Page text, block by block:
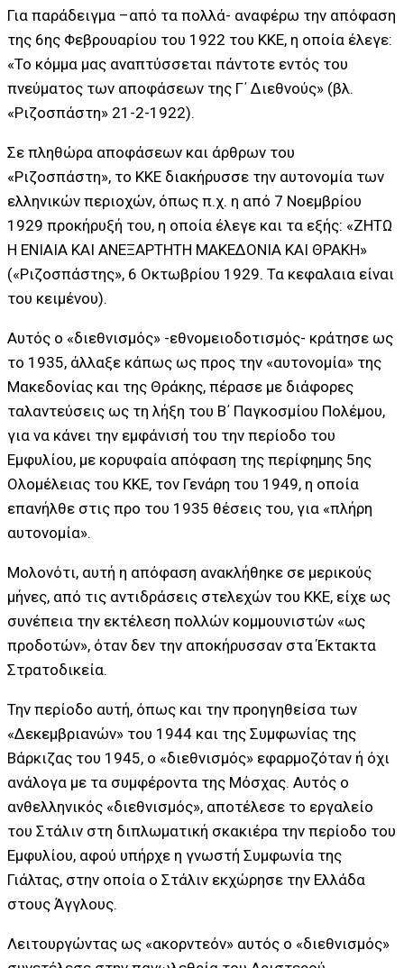
Για παράδειγμα –από τα πολλά- αναφέρω την απόφαση
της 6ης Φεβρουαρίου του 1922 του ΚΚΕ, η οποία έλεγε:
«Το κόμμα μας αναπτύσσεται πάντοτε εντός του
πνεύματος των αποφάσεων της Γ΄ Διεθνούς» (βλ.
«Ριζοσπάστη» 21-2-1922).
Σε πληθώρα αποφάσεων και άρθρων του
«Ριζοσπάστη», το ΚΚΕ διακήρυσσε την αυτονομία των
ελληνικών περιοχών, όπως π.χ. η από 7 Νοεμβρίου
1929 προκήρυξή του, η οποία έλεγε και τα εξής: «ΖΗΤΩ
Η ΕΝΙΑΙΑ ΚΑΙ ΑΝΕΞΑΡΤΗΤΗ ΜΑΚΕΔΟΝΙΑ ΚΑΙ ΘΡΑΚΗ»
(«Ριζοσπάστης», 6 Οκτωβρίου 1929. Τα κεφαλαια είναι
του κειμένου).
Αυτός ο «διεθνισμός» -εθνομειοδοτισμός- κράτησε ως
το 1935, άλλαξε κάπως ως προς την «αυτονομία» της
Μακεδονίας και της Θράκης, πέρασε με διάφορες
ταλαντεύσεις ως τη λήξη του Β΄ Παγκοσμίου Πολέμου,
για να κάνει την εμφάνισή του την περίοδο του
Εμφυλίου, με κορυφαία απόφαση της περίφημης 5ης
Ολομέλειας του ΚΚΕ, τον Γενάρη του 1949, η οποία
επανήλθε στις προ του 1935 θέσεις του, για «πλήρη
αυτονομία».
Μολονότι, αυτή η απόφαση ανακλήθηκε σε μερικούς
μήνες, από τις αντιδράσεις στελεχών του ΚΚΕ, είχε ως
συνέπεια την εκτέλεση πολλών κομμουνιστών «ως
προδοτών», όταν δεν την αποκήρυσσαν στα Έκτακτα
Στρατοδικεία.
Την περίοδο αυτή, όπως και την προηγηθείσα των
«Δεκεμβριανών» του 1944 και της Συμφωνίας της
Βάρκιζας του 1945, ο «διεθνισμός» εφαρμοζόταν ή όχι
ανάλογα με τα συμφέροντα της Μόσχας. Αυτός ο
ανθελληνικός «διεθνισμός», αποτέλεσε το εργαλείο
του Στάλιν στη διπλωματική σκακιέρα την περίοδο του
Εμφυλίου, αφού υπήρχε η γνωστή Συμφωνία της
Γιάλτας, στην οποία ο Στάλιν εκχώρησε την Ελλάδα
στους Άγγλους.
Λειτουργώντας ως «ακορντεόν» αυτός ο «διεθνισμός»